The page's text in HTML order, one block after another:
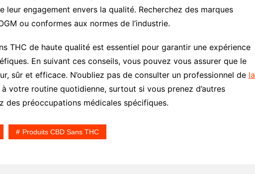
engagement envers la qualité. Recherchez des marques
ou conformes aux normes de l’industrie.
THC de haute qualité est essentiel pour garantir une expérience
En suivant ces conseils, vous pouvez vous assurer que le
sûr et efficace. N’oubliez pas de consulter un professionnel de la
à votre routine quotidienne, surtout si vous prenez d’autres
des préoccupations médicales spécifiques.
Produits CBD Sans THC